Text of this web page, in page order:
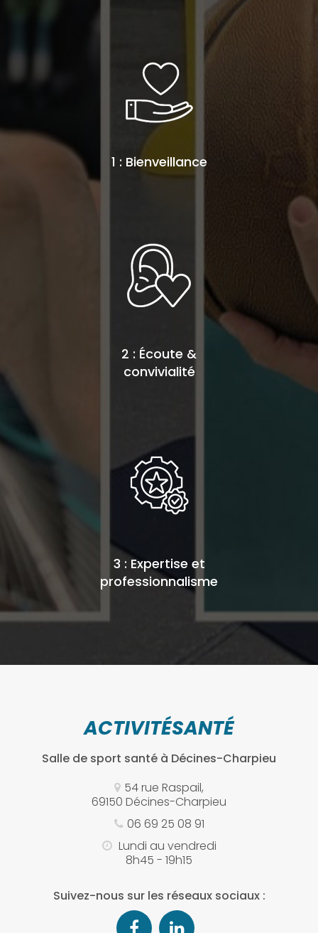
2 : Écoute &
convivialité
1 : Bienveillance
3 : Expertise et
professionnalisme
ACTIVITÉSANTÉ
Salle de sport santé à Décines-Charpieu
54 rue Raspail,
69150 Décines-Charpieu
06 69 25 08 91
Lundi au vendredi
8h45 - 19h15
Suivez-nous sur les réseaux sociaux :